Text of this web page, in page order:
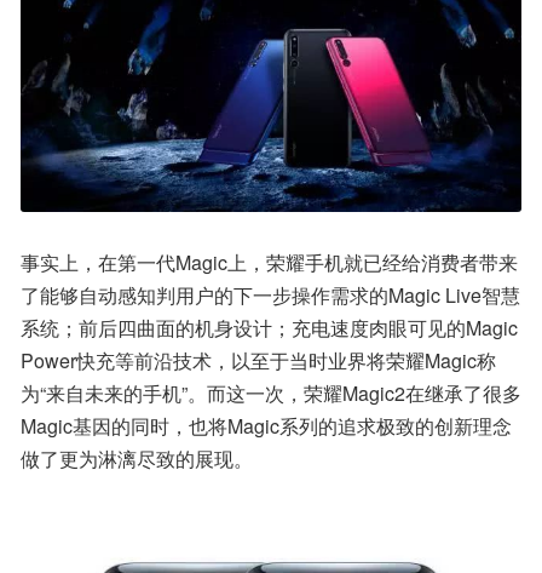
事实上，在第一代Magic上，荣耀手机就已经给消费者带来
了能够自动感知判用户的下一步操作需求的Magic Live智慧
系统；前后四曲面的机身设计；充电速度肉眼可见的Magic
Power快充等前沿技术，以至于当时业界将荣耀Magic称
为“来自未来的手机”。而这一次，荣耀Magic2在继承了很多
Magic基因的同时，也将Magic系列的追求极致的创新理念
做了更为淋漓尽致的展现。